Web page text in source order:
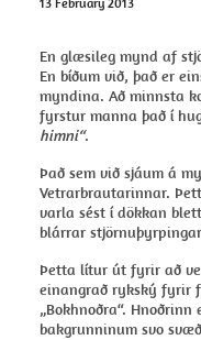
En glæsileg mynd af
En bíðum við, það er
myndina. Að minnsta
fyrstur manna það í
himni“.
Það sem við sjáum á
Vetrarbrautarinnar.
varla sést í dökkan
blárrar
Þetta lítur út fyrir að
einangrað rykský fyrir
„Bokhnoðra“.
bakgrunninum svo